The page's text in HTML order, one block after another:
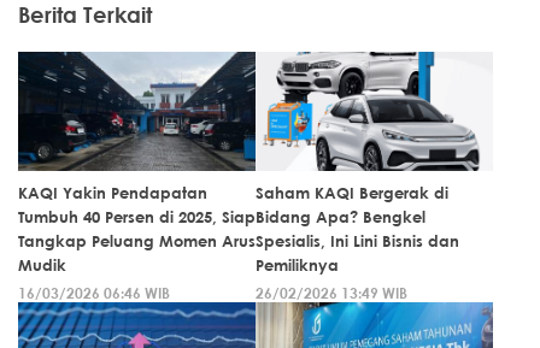
Berita Terkait
KAQI Yakin Pendapatan
Tumbuh 40 Persen di 2025, Siap
Tangkap Peluang Momen Arus
Mudik
16/03/2026 06:46 WIB
Saham KAQI Bergerak di
Bidang Apa? Bengkel
Spesialis, Ini Lini Bisnis dan
Pemiliknya
26/02/2026 13:49 WIB